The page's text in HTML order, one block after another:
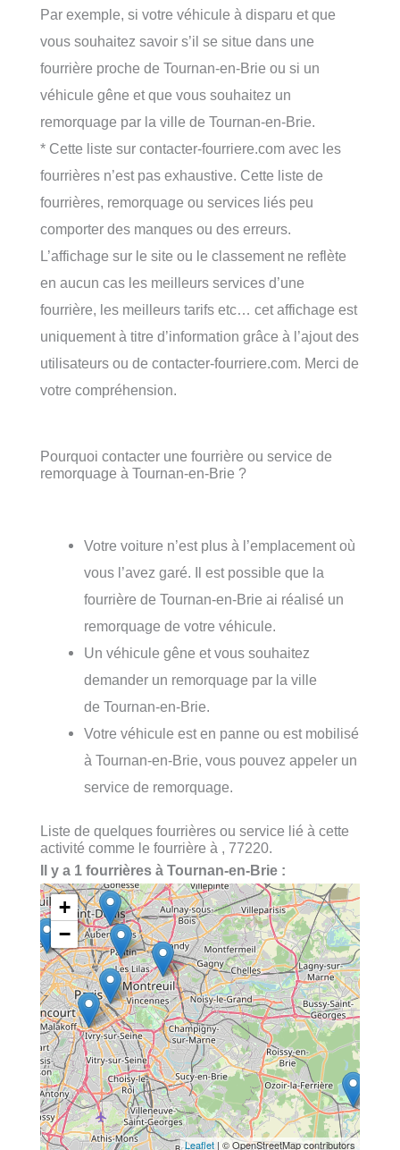
Par exemple, si votre véhicule à disparu et que
vous souhaitez savoir s’il se situe dans une
fourrière proche de Tournan-en-Brie ou si un
véhicule gêne et que vous souhaitez un
remorquage par la ville de Tournan-en-Brie.
* Cette liste sur contacter-fourriere.com avec les
fourrières n’est pas exhaustive. Cette liste de
fourrières, remorquage ou services liés peu
comporter des manques ou des erreurs.
L’affichage sur le site ou le classement ne reflète
en aucun cas les meilleurs services d’une
fourrière, les meilleurs tarifs etc… cet affichage est
uniquement à titre d’information grâce à l’ajout des
utilisateurs ou de contacter-fourriere.com. Merci de
votre compréhension.
Pourquoi contacter une fourrière ou service de
remorquage à Tournan-en-Brie ?
Votre voiture n’est plus à l’emplacement où
vous l’avez garé. Il est possible que la
fourrière de Tournan-en-Brie ai réalisé un
remorquage de votre véhicule.
Un véhicule gêne et vous souhaitez
demander un remorquage par la ville
de Tournan-en-Brie.
Votre véhicule est en panne ou est mobilisé
à Tournan-en-Brie, vous pouvez appeler un
service de remorquage.
Liste de quelques fourrières ou service lié à cette
activité comme le fourrière à , 77220.
Il y a 1 fourrières à Tournan-en-Brie :
+
−
Leaflet | © OpenStreetMap contributors